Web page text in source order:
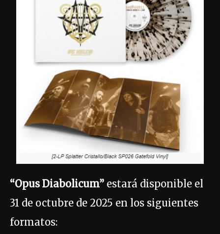
“Opus Diabolicum” estará disponible el
31 de octubre de 2025 en los siguientes
formatos: